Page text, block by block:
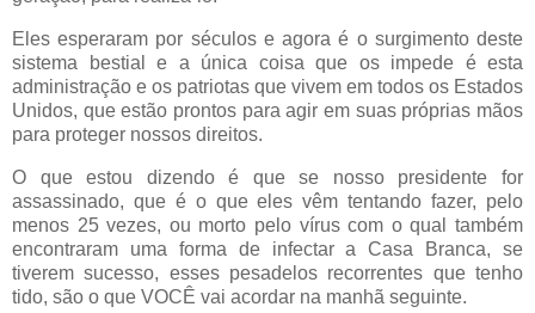
Eles esperaram por séculos e agora é o surgimento deste
sistema bestial e a única coisa que os impede é esta
administração e os patriotas que vivem em todos os Estados
Unidos, que estão prontos para agir em suas próprias mãos
para proteger nossos direitos.
O que estou dizendo é que se nosso presidente for
assassinado, que é o que eles vêm tentando fazer, pelo
menos 25 vezes, ou morto pelo vírus com o qual também
encontraram uma forma de infectar a Casa Branca, se
tiverem sucesso, esses pesadelos recorrentes que tenho
tido, são o que VOCÊ vai acordar na manhã seguinte.